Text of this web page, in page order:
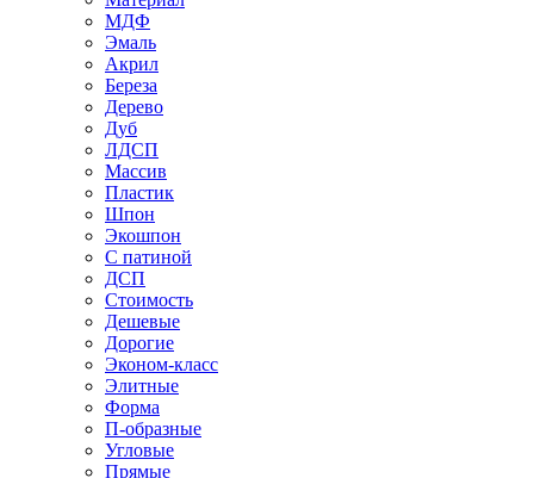
МДФ
Эмаль
Акрил
Береза
Дерево
Дуб
ЛДСП
Массив
Пластик
Шпон
Экошпон
С патиной
ДСП
Стоимость
Дешевые
Дорогие
Эконом-класс
Элитные
Форма
П-образные
Угловые
Прямые